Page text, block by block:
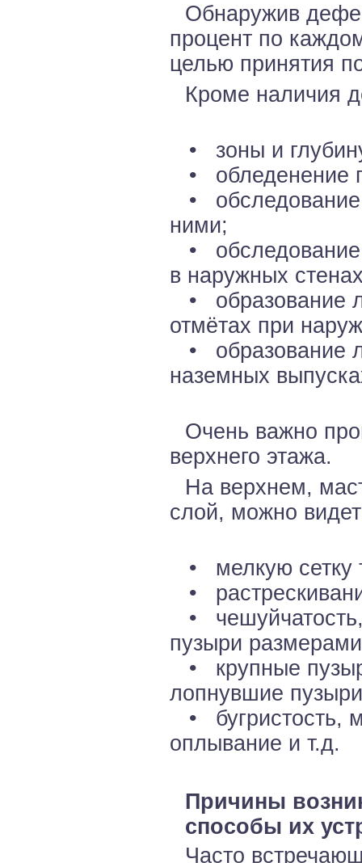
Обнаружив
процент по
целью принятия
Кроме наличия
• зоны и
• обледенение
• обследование
ними;
• обследование
в наружных
• образование
отмётах при
• образование
наземных
Очень важно
верхнего этажа.
На верхнем,
слой, можно
• мелкую сетку
•
•
пузыри
• крупные
лопнувшие
• бугристость,
оплывание и т.д.
Причины
способы их
Часто